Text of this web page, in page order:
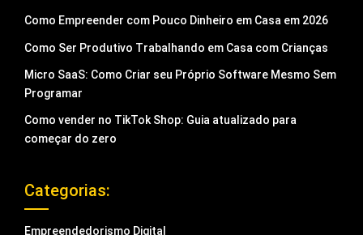
Como Empreender com Pouco Dinheiro em Casa em 2026
Como Ser Produtivo Trabalhando em Casa com Crianças
Micro SaaS: Como Criar seu Próprio Software Mesmo Sem
Programar
Como vender no TikTok Shop: Guia atualizado para
começar do zero
Categorias:
Empreendedorismo Digital